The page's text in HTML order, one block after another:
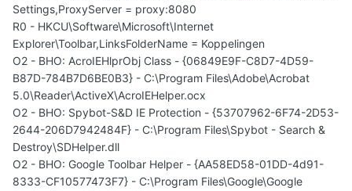
Settings,ProxyServer = proxy:8080
R0 - HKCU\Software\Microsoft\Internet
Explorer\Toolbar,LinksFolderName = Koppelingen
O2 - BHO: AcroIEHlprObj Class - {06849E9F-C8D7-4D59-
B87D-784B7D6BE0B3} - C:\Program Files\Adobe\Acrobat
5.0\Reader\ActiveX\AcroIEHelper.ocx
O2 - BHO: Spybot-S&D IE Protection - {53707962-6F74-2D53-
2644-206D7942484F} - C:\Program Files\Spybot - Search &
Destroy\SDHelper.dll
O2 - BHO: Google Toolbar Helper - {AA58ED58-01DD-4d91-
8333-CF10577473F7} - C:\Program Files\Google\Google